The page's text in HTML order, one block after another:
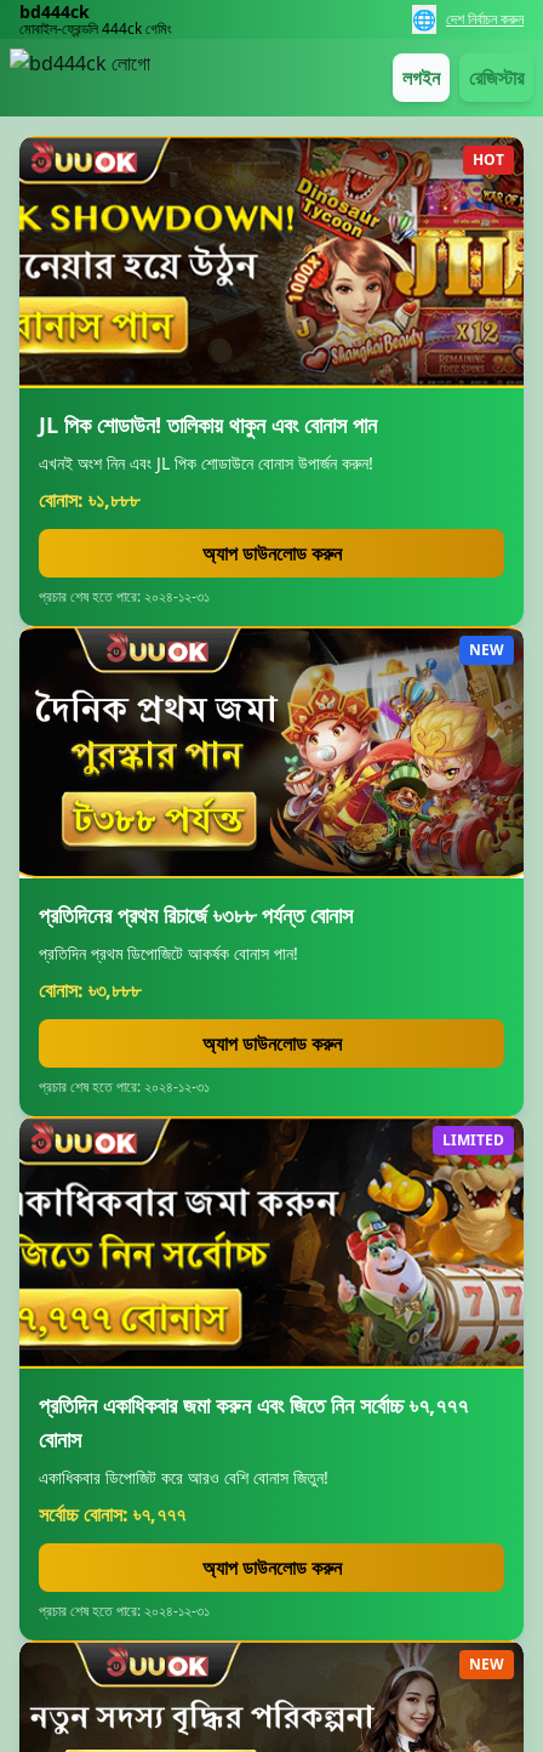
bd444ck
মোবাইল-ফ্রেন্ডলি 444ck গেমিং 🌐 দেশ নির্বাচন করুন
লগইন রেজিস্টার
HOT
JL পিক শোডাউন! তালিকায় থাকুন এবং বোনাস পান
এখনই অংশ নিন এবং JL পিক শোডাউনে বোনাস উপার্জন করুন!
বোনাস: ৳১,৮৮৮
অ্যাপ ডাউনলোড করুন
প্রচার শেষ হতে পারে: ২০২৪-১২-৩১
NEW
প্রতিদিনের প্রথম রিচার্জে ৳৩৮৮ পর্যন্ত বোনাস
প্রতিদিন প্রথম ডিপোজিটে আকর্ষক বোনাস পান!
বোনাস: ৳৩,৮৮৮
অ্যাপ ডাউনলোড করুন
প্রচার শেষ হতে পারে: ২০২৪-১২-৩১
LIMITED
প্রতিদিন একাধিকবার জমা করুন এবং জিতে নিন সর্বোচ্চ ৳৭,৭৭৭
বোনাস
একাধিকবার ডিপোজিট করে আরও বেশি বোনাস জিতুন!
সর্বোচ্চ বোনাস: ৳৭,৭৭৭
অ্যাপ ডাউনলোড করুন
প্রচার শেষ হতে পারে: ২০২৪-১২-৩১
NEW